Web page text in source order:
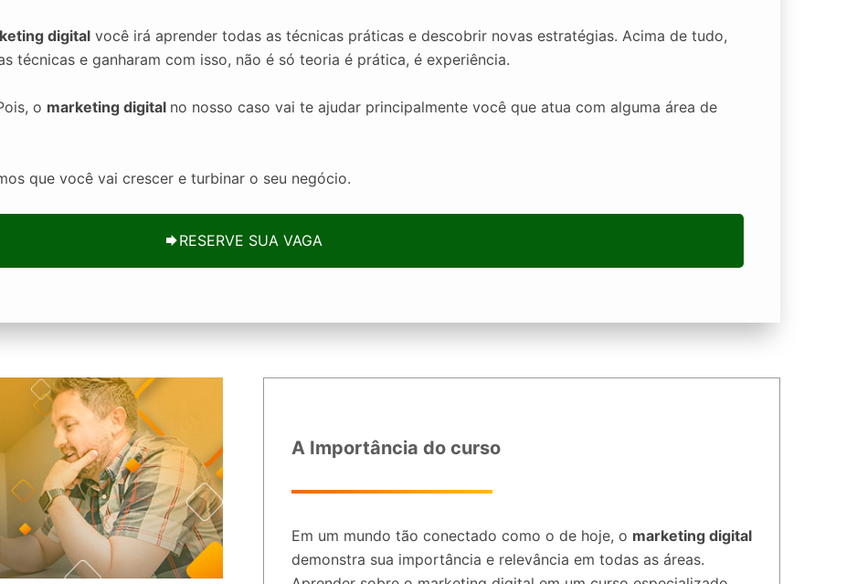
digital você irá aprender todas as técnicas práticas e descobrir novas estratégias. Acima de tudo,
técnicas e ganharam com isso, não é só teoria é prática, é experiência.
o marketing digital no nosso caso vai te ajudar principalmente você que atua com alguma área de
que você vai crescer e turbinar o seu negócio.
RESERVE SUA VAGA
A Importância do curso
Em um mundo tão conectado como o de hoje, o marketing digital
demonstra sua importância e relevância em todas as áreas.